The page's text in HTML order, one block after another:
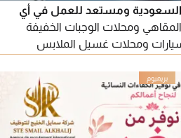
السعودية ومستعد للعمل في أي
ومحلات الوجبات الخفيفة
ومحلات غسيل الملابس